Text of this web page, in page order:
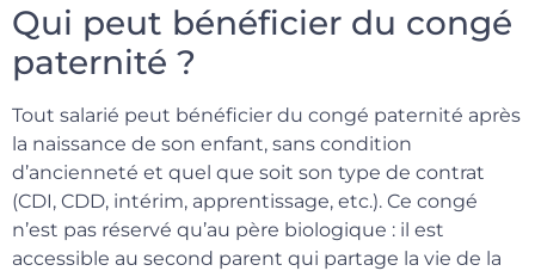
Qui peut bénéficier du congé
paternité ?
Tout salarié peut bénéficier du congé paternité après
la naissance de son enfant, sans condition
d’ancienneté et quel que soit son type de contrat
(CDI, CDD, intérim, apprentissage, etc.). Ce congé
n’est pas réservé qu’au père biologique : il est
accessible au second parent qui partage la vie de la